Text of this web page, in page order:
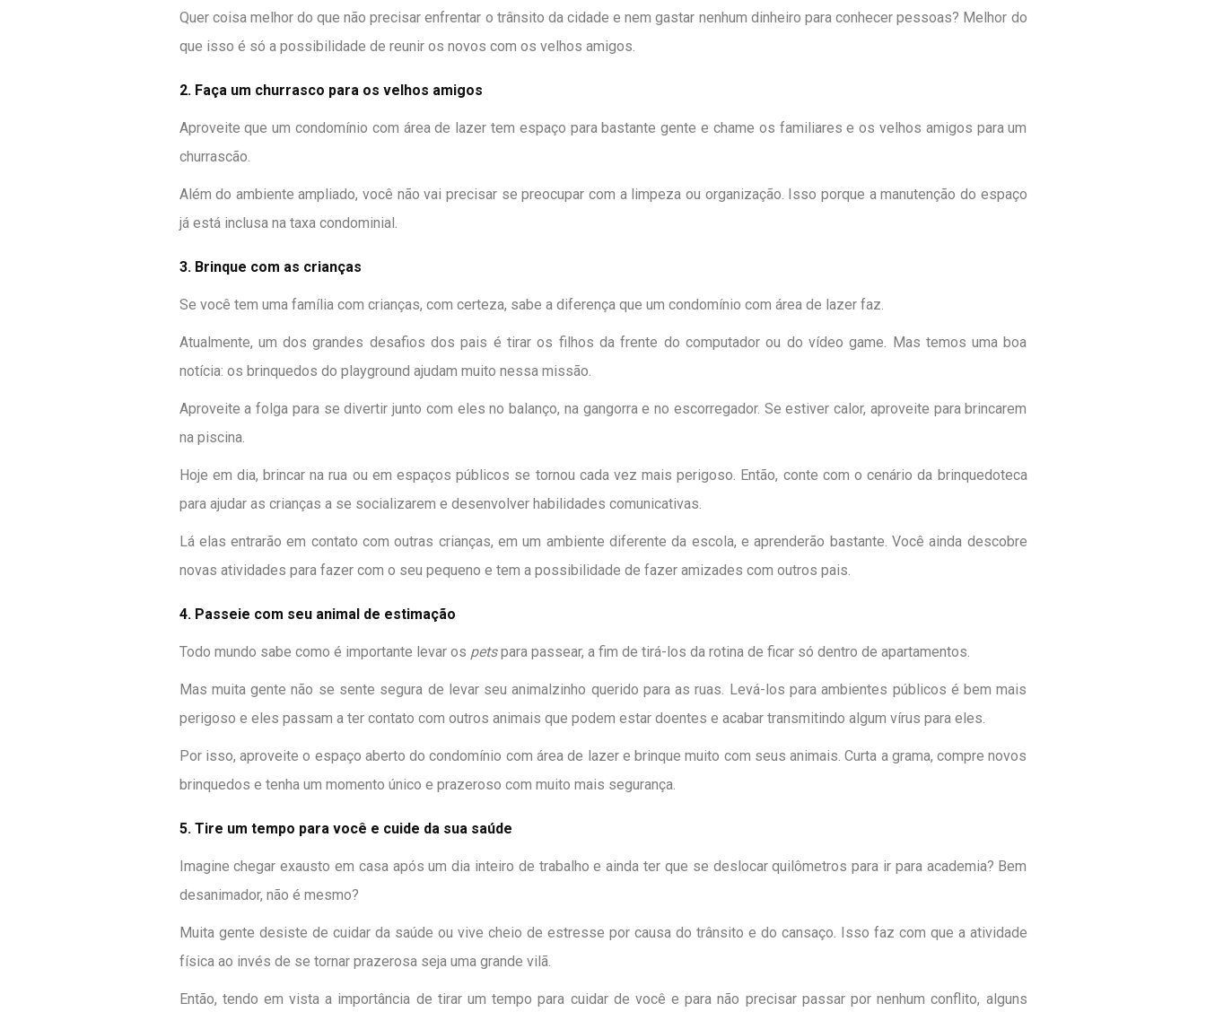
Quer coisa melhor do que não precisar enfrentar o trânsito da cidade e nem gastar nenhum dinheiro para conhecer pessoas? Melhor do
que isso é só a possibilidade de reunir os novos com os velhos amigos.
2. Faça um churrasco para os velhos amigos
Aproveite que um condomínio com área de lazer tem espaço para bastante gente e chame os familiares e os velhos amigos para um
churrascão.
Além do ambiente ampliado, você não vai precisar se preocupar com a limpeza ou organização. Isso porque a manutenção do espaço
já está inclusa na taxa condominial.
3. Brinque com as crianças
Se você tem uma família com crianças, com certeza, sabe a diferença que um condomínio com área de lazer faz.
Atualmente, um dos grandes desafios dos pais é tirar os filhos da frente do computador ou do vídeo game. Mas temos uma boa
notícia: os brinquedos do playground ajudam muito nessa missão.
Aproveite a folga para se divertir junto com eles no balanço, na gangorra e no escorregador. Se estiver calor, aproveite para brincarem
na piscina.
Hoje em dia, brincar na rua ou em espaços públicos se tornou cada vez mais perigoso. Então, conte com o cenário da brinquedoteca
para ajudar as crianças a se socializarem e desenvolver habilidades comunicativas.
Lá elas entrarão em contato com outras crianças, em um ambiente diferente da escola, e aprenderão bastante. Você ainda descobre
novas atividades para fazer com o seu pequeno e tem a possibilidade de fazer amizades com outros pais.
4. Passeie com seu animal de estimação
Todo mundo sabe como é importante levar os petspara passear, a fim de tirá-los da rotina de ficar só dentro de apartamentos.
Mas muita gente não se sente segura de levar seu animalzinho querido para as ruas. Levá-los para ambientes públicos é bem mais
perigoso e eles passam a ter contato com outros animais que podem estar doentes e acabar transmitindo algum vírus para eles.
Por isso, aproveite o espaço aberto do condomínio com área de lazer e brinque muito com seus animais. Curta a grama, compre novos
brinquedos e tenha um momento único e prazeroso com muito mais segurança.
5. Tire um tempo para você e cuide da sua saúde
Imagine chegar exausto em casa após um dia inteiro de trabalho e ainda ter que se deslocar quilômetros para ir para academia? Bem
desanimador, não é mesmo?
Muita gente desiste de cuidar da saúde ou vive cheio de estresse por causa do trânsito e do cansaço. Isso faz com que a atividade
física ao invés de se tornar prazerosa seja uma grande vilã.
Então, tendo em vista a importância de tirar um tempo para cuidar de você e para não precisar passar por nenhum conflito, alguns